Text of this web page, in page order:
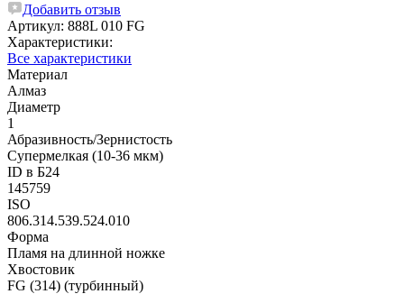
Добавить отзыв
Артикул: 888L 010 FG
Характеристики:
Все характеристики
Материал
Алмаз
Диаметр
1
Абразивность/Зернистость
Супермелкая (10-36 мкм)
ID в Б24
145759
ISO
806.314.539.524.010
Форма
Пламя на длинной ножке
Хвостовик
FG (314) (турбинный)